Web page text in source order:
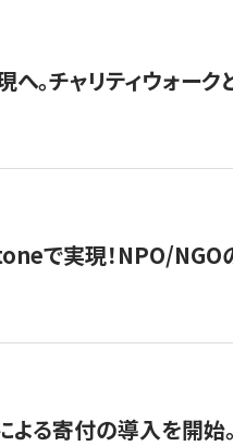
。チャリティウォー
で実現！NPO/NGO
よる寄付の導入を開始